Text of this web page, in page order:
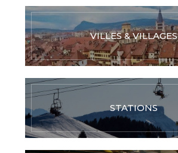
VILLES & VILLAGES
STATIONS